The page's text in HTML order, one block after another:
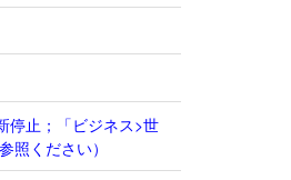
停止；「ビジネス>世
照ください）